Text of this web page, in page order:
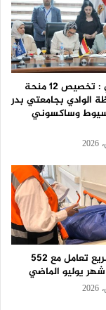
حنان مجدي : تخصيص 12 منحة
الوادي بجامعتي بدر
وساكسوني
التدخل السريع تعامل مع 552
شهر يوليو الماضي